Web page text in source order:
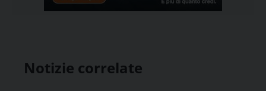
Notizie correlate